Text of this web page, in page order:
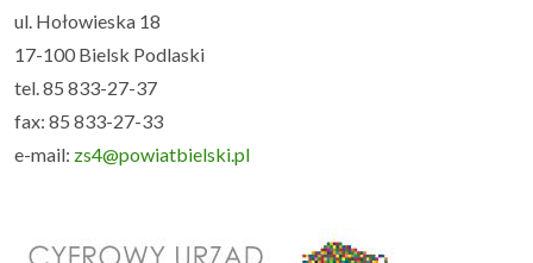
ul. Hołowieska 18
17-100 Bielsk Podlaski
tel. 85 833-27-37
fax: 85 833-27-33
e-mail: zs4@powiatbielski.pl